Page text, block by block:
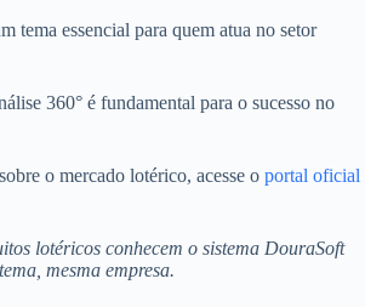
tema essencial para quem atua no setor
360° é fundamental para o sucesso no
o mercado lotérico, acesse o portal oficial
lotéricos conhecem o sistema DouraSoft
mesma empresa.